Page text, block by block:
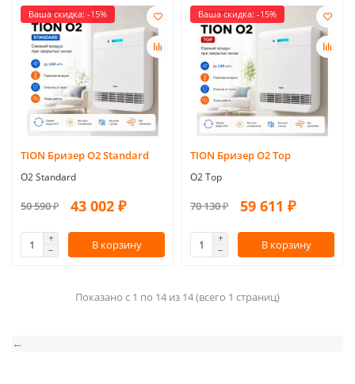
Ваша скидка: -15%
TION Бризер O2 Standard
O2 Standard
50 590 ₽ 43 002 ₽
В корзину
Ваша скидка: -15%
TION Бризер O2 Top
O2 Top
70 130 ₽ 59 611 ₽
В корзину
Показано с 1 по 14 из 14 (всего 1 страниц)
←